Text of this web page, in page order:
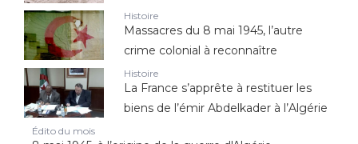
Histoire
Massacres du 8 mai 1945, l’autre
crime colonial à reconnaître
Histoire
La France s’apprête à restituer les
biens de l’émir Abdelkader à l’Algérie
Édito du mois